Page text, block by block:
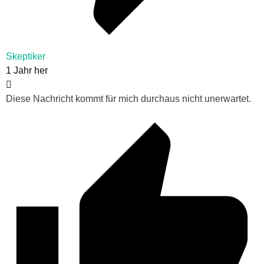
Skeptiker
1 Jahr her
Diese Nachricht kommt für mich durchaus nicht unerwartet.